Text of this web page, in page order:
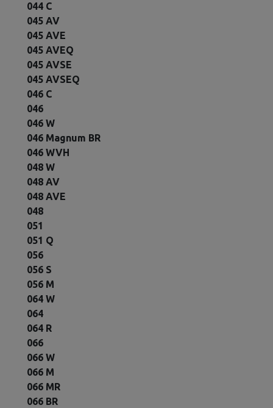
044 C
045 AV
045 AVE
045 AVEQ
045 AVSE
045 AVSEQ
046 C
046
046 W
046 Magnum BR
046 WVH
048 W
048 AV
048 AVE
048
051
051 Q
056
056 S
056 M
064 W
064
064 R
066
066 W
066 M
066 MR
066 BR